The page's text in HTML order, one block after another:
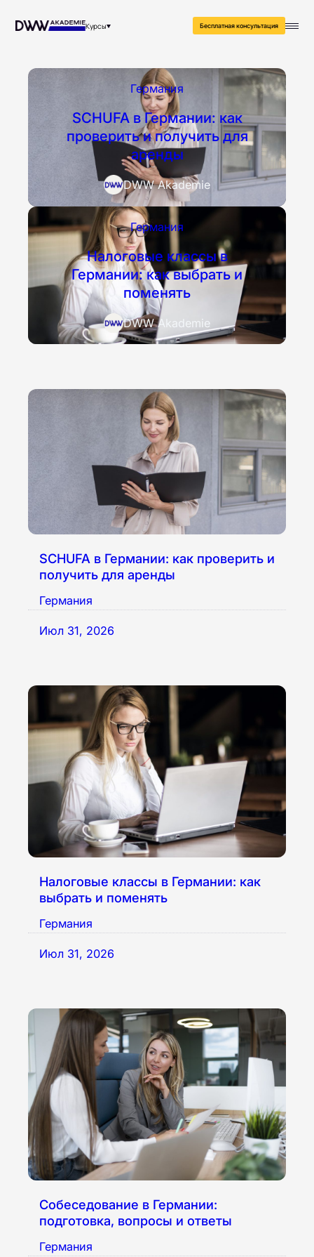
Курсы Бесплатная консультация
Германия
SCHUFA в Германии: как
проверить и получить для
аренды
DWW Akademie
Германия
Налоговые классы в
Германии: как выбрать и
поменять
DWW Akademie
SCHUFA в Германии: как проверить и
получить для аренды
Германия
Июл 31, 2026
Налоговые классы в Германии: как
выбрать и поменять
Германия
Июл 31, 2026
Собеседование в Германии:
подготовка, вопросы и ответы
Германия